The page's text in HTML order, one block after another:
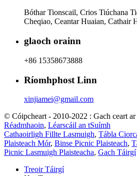
Bóthar Tionscail, Crios Tiúchana
Cheqiao, Ceantar Huaian, Cathair
glaoch orainn
+86 15358673888
Ríomhphost Linn
xinjiamei@gmail.com
© Cóipcheart - 2010-2022 : Gach ceart ar
Réadmhaoin, Léarscáil an tSuímh
Cathaoirligh Fillte Lasmuigh, Tábla
Plaisteach Mór, Binse Picnic Plaisteach,
Picnic Lasmuigh Plaisteacha, Gach Táirgí
Treoir Táirgí